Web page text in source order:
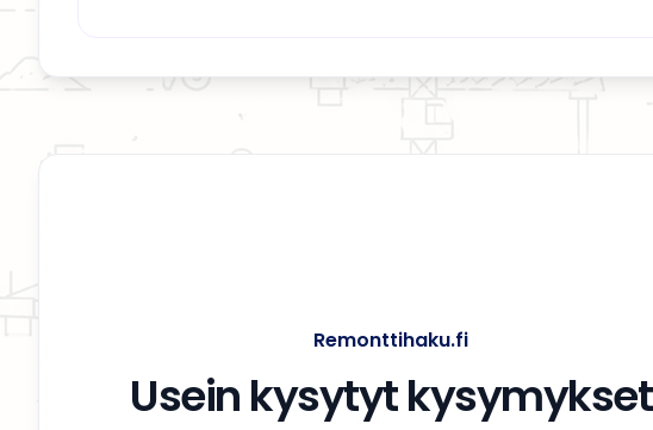
Remonttihaku.fi
Usein kysytyt kysymykset